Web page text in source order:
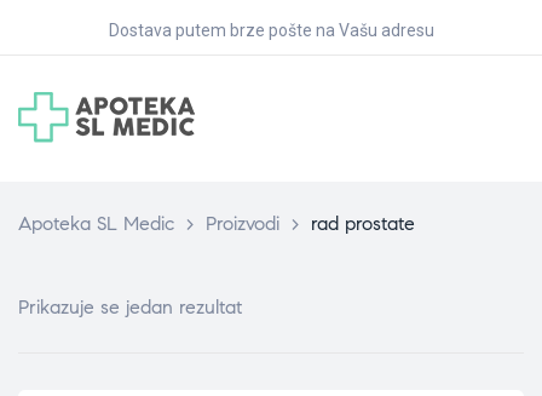
Dostava putem brze pošte na Vašu adresu
Apoteka SL Medic > Proizvodi > rad prostate
Prikazuje se jedan rezultat